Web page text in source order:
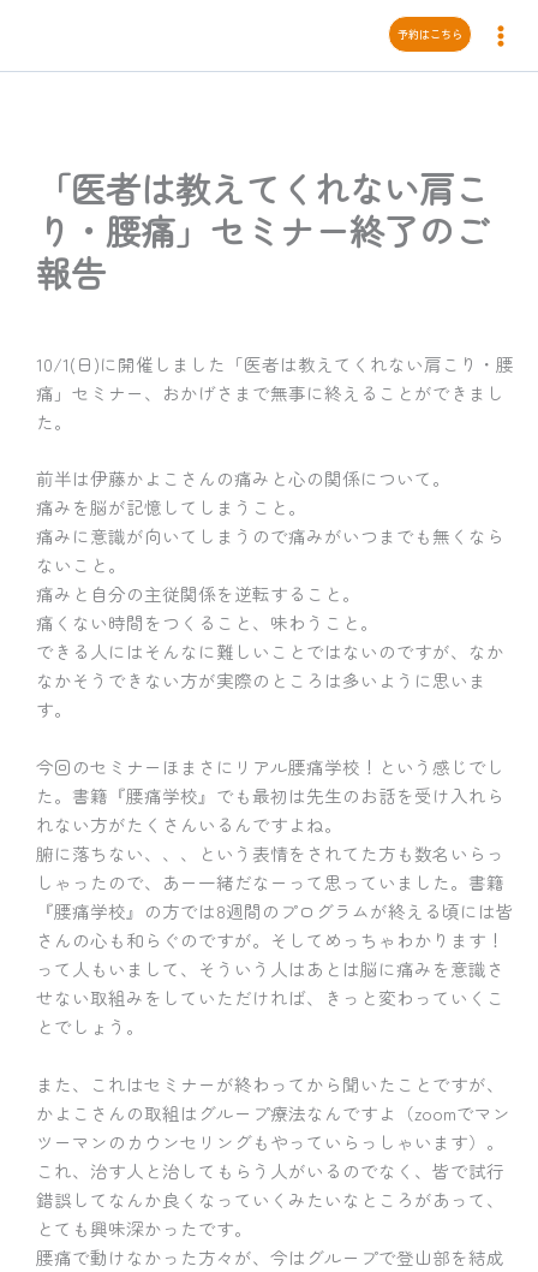
を
予約はこちら
「医者は教えてくれない肩こ
り・腰痛」セミナー終了のご
報告
10/1(日)に開催しました「医者は教えてくれない肩こり・腰
痛」セミナー、おかげさまで無事に終えることができまし
た。
前半は伊藤かよこさんの痛みと心の関係について。
痛みを脳が記憶してしまうこと。
痛みに意識が向いてしまうので痛みがいつまでも無くなら
ないこと。
痛みと自分の主従関係を逆転すること。
痛くない時間をつくること、味わうこと。
できる人にはそんなに難しいことではないのですが、なか
なかそうできない方が実際のところは多いように思いま
す。
今回のセミナーほまさにリアル腰痛学校！という感じでし
た。書籍『腰痛学校』でも最初は先生のお話を受け入れら
れない方がたくさんいるんですよね。
腑に落ちない、、、という表情をされてた方も数名いらっ
しゃったので、あー一緒だなーって思っていました。書籍
『腰痛学校』の方では8週間のプログラムが終える頃には皆
さんの心も和らぐのですが。そしてめっちゃわかります！
って人もいまして、そういう人はあとは脳に痛みを意識さ
せない取組みをしていただければ、きっと変わっていくこ
とでしょう。
また、これはセミナーが終わってから聞いたことですが、
かよこさんの取組はグループ療法なんですよ（zoomでマン
ツーマンのカウンセリングもやっていらっしゃいます）。
これ、治す人と治してもらう人がいるのでなく、皆で試行
錯誤してなんか良くなっていくみたいなところがあって、
とても興味深かったです。
腰痛で動けなかった方々が、今はグループで登山部を結成